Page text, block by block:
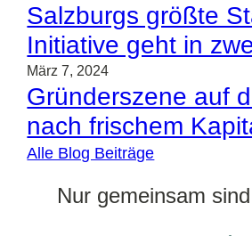
Salzburgs größte
Initiative geht in
März 7, 2024
Gründerszene auf
nach frischem
Alle Blog Beiträge
Nur gemeinsam